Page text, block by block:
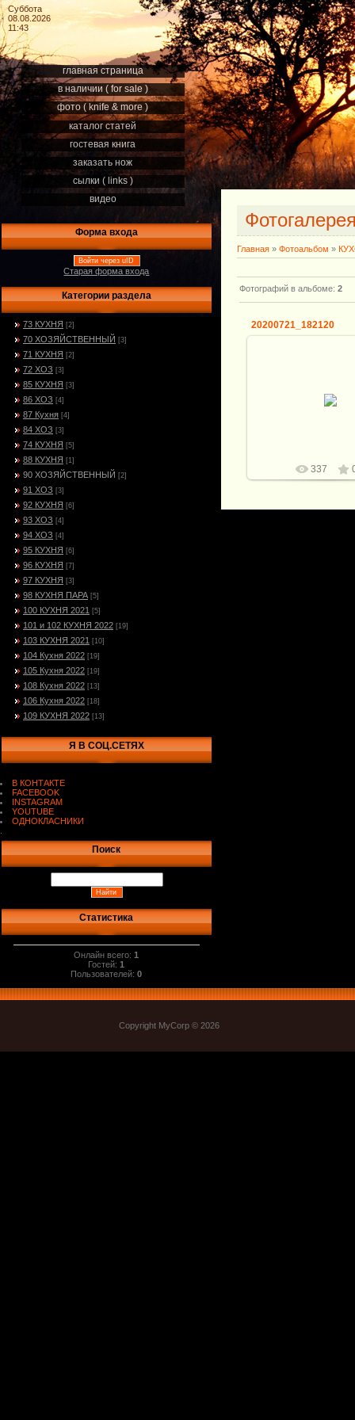
Суббота
08.08.2026
11:43
главная страница
в наличии ( for sale )
фото ( knife & more )
каталог статей
гостевая книга
заказать нож
сылки ( links )
видео
Форма входа
Войти через uID
Старая форма входа
Категории раздела
73 КУХНЯ [2]
70 ХОЗЯЙСТВЕННЫЙ [3]
71 КУХНЯ [2]
72 ХОЗ [3]
85 КУХНЯ [3]
86 ХОЗ [4]
87 Кухня [4]
84 ХОЗ [3]
74 КУХНЯ [5]
88 КУХНЯ [1]
90 ХОЗЯЙСТВЕННЫЙ [2]
91 ХОЗ [3]
92 КУХНЯ [6]
93 ХОЗ [4]
94 ХОЗ [4]
95 КУХНЯ [6]
96 КУХНЯ [7]
97 КУХНЯ [3]
98 КУХНЯ ПАРА [5]
100 КУХНЯ 2021 [5]
101 и 102 КУХНЯ 2022 [19]
103 КУХНЯ 2021 [10]
104 Кухня 2022 [19]
105 Кухня 2022 [19]
108 Кухня 2022 [13]
106 Кухня 2022 [18]
109 КУХНЯ 2022 [13]
Я В СОЦ.СЕТЯХ
В КОНТАКТЕ
FACEBOOK
INSTAGRAM
YOUTUBE
ОДНОКЛАСНИКИ
Поиск
Статистика
Онлайн всего:1
Гостей:1
Пользователей:0
Главная » Фотоальбом »
Фотографий в альбоме: 2
20200721_182120
337
Copyright MyCorp © 2026